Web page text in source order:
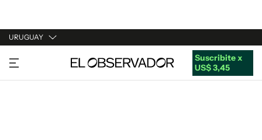
URUGUAY
URUGUAY
ARGENTINA
Suscribite x
US$ 3,45